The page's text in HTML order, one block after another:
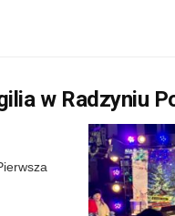
w Radzyniu